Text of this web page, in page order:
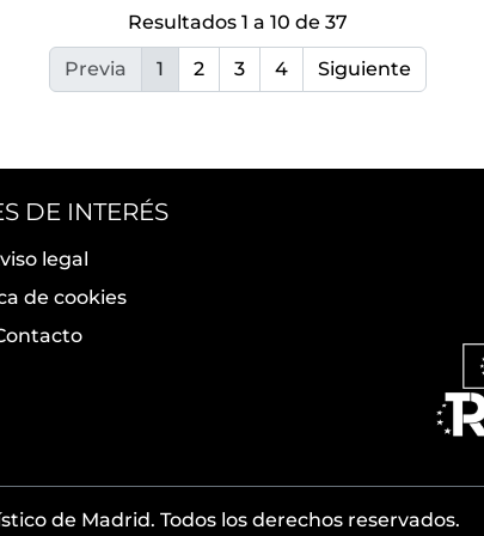
Resultados 1 a 10 de 37
Previa 1 2 3 4 Siguiente
DE INTERÉS
legal
de cookies
de Madrid. Todos los derechos reservados.